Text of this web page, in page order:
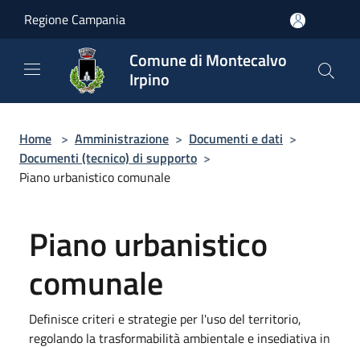
Regione Campania
Comune di Montecalvo
Irpino
Home > Amministrazione > Documenti e dati >
Documenti (tecnico) di supporto >
Piano urbanistico comunale
Piano urbanistico
comunale
Definisce criteri e strategie per l'uso del territorio,
regolando la trasformabilità ambientale e insediativa in